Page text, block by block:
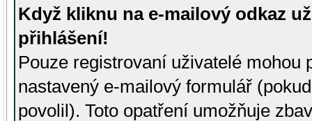
Když kliknu na e-mailový odkaz
přihlášení!
Pouze registrovaní uživatelé mohou
nastavený e-mailový formulář
povolil). Toto opatření umožňuje